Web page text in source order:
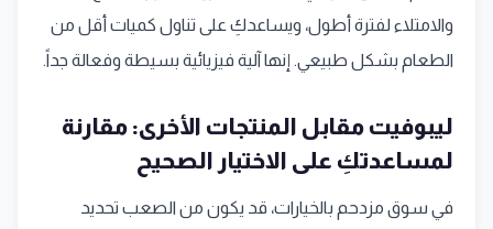
والامتلاء لفترة أطول، ويساعدكِ على تناول كميات أقل من
الطعام بشكل طبيعي. إنها آلية فيزيائية بسيطة وفعالة جداً.
ليبوفيت مقابل المنتجات الأخرى: مقارنة
لمساعدتكِ على الاختيار الصحيح
في سوق مزدحم بالخيارات، قد يكون من الصعب تحديد